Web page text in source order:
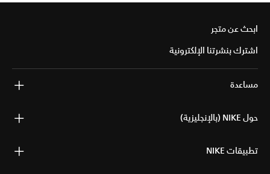
ابحث عن متجر
اشترك بنشرتنا الإلكترونية
مساعدة
حول NIKE (بالإنجليزية)
تطبيقات NIKE